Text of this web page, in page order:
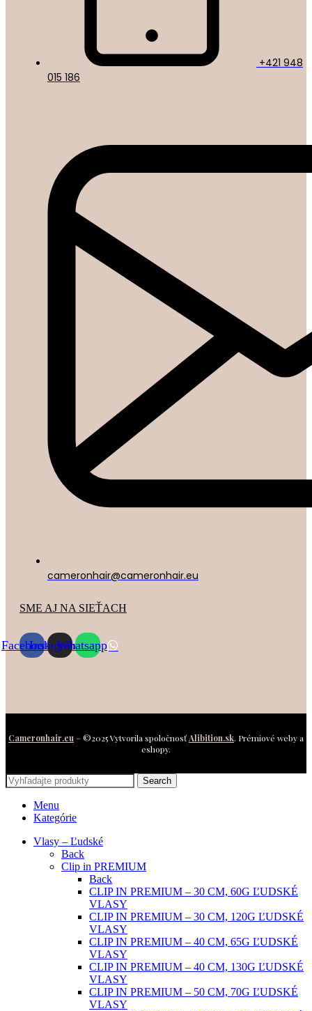
+421 948
015 186
cameronhair@cameronhair.eu
SME AJ NA SIEŤACH
FacebookInstagramWhatsapp
Cameronhair.eu– ©2025 Vytvorila spoločnosťAlibition.sk. Prémiové weby a
eshopy.
Search
Menu
Kategórie
Vlasy – Ľudské
Back
Clip in PREMIUM
Back
CLIP IN PREMIUM – 30 CM, 60G ĽUDSKÉ
VLASY
CLIP IN PREMIUM – 30 CM, 120G ĽUDSKÉ
VLASY
CLIP IN PREMIUM – 40 CM, 65G ĽUDSKÉ
VLASY
CLIP IN PREMIUM – 40 CM, 130G ĽUDSKÉ
VLASY
CLIP IN PREMIUM – 50 CM, 70G ĽUDSKÉ
VLASY